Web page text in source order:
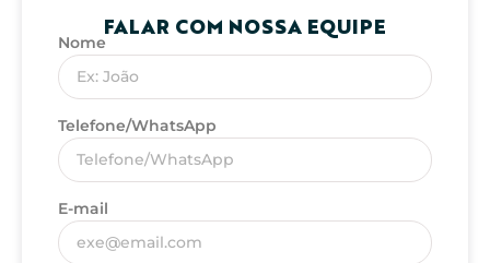
FALAR COM NOSSA EQUIPE
Nome
Telefone/WhatsApp
E-mail